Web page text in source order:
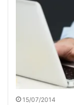
15/07/2014